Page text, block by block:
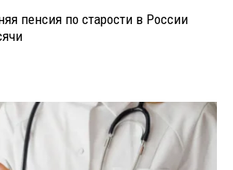
пенсия по старости в России